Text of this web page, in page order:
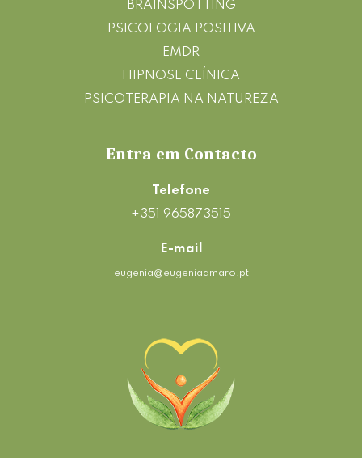
BRAINSPOTTING
PSICOLOGIA POSITIVA
EMDR
HIPNOSE CLÍNICA
PSICOTERAPIA NA NATUREZA
Entra em Contacto
Telefone
+351 965873515
E-mail
eugenia@eugeniaamaro.pt